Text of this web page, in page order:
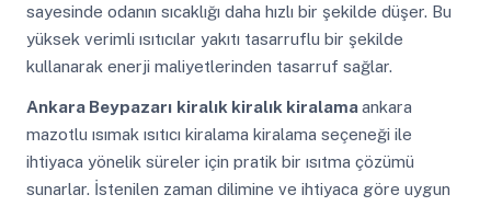
sayesinde odanın sıcaklığı daha hızlı bir şekilde düşer. Bu
yüksek verimli ısıtıcılar yakıtı tasarruflu bir şekilde
kullanarak enerji maliyetlerinden tasarruf sağlar.
Ankara Beypazarı kiralık kiralık kiralamaankara
mazotlu ısımak ısıtıcı kiralama kiralama seçeneği ile
ihtiyaca yönelik süreler için pratik bir ısıtma çözümü
sunarlar. İstenilen zaman dilimine ve ihtiyaca göre uygun